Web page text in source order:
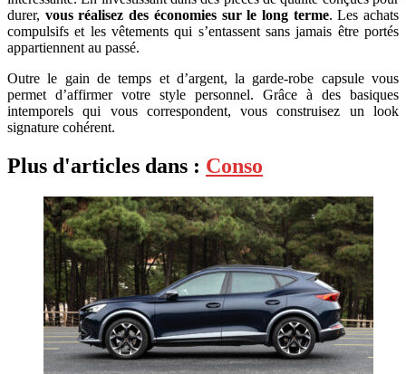
durer, vous réalisez des économies sur le long terme. Les achats
compulsifs et les vêtements qui s’entassent sans jamais être portés
appartiennent au passé.
Outre le gain de temps et d’argent, la garde-robe capsule vous
permet d’affirmer votre style personnel. Grâce à des basiques
intemporels qui vous correspondent, vous construisez un look
signature cohérent.
Plus d'articles dans : Conso